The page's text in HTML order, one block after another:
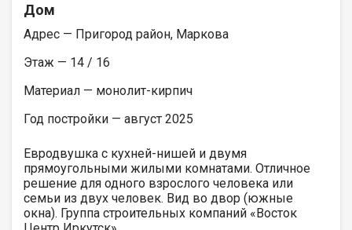
Дом
Адрес — Пригород район, Маркова
Этаж — 14 / 16
Материал — монолит-кирпич
Год постройки — август 2025
Евродвушка с кухней-нишей и двумя
прямоугольными жилыми комнатами. Отличное
решение для одного взрослого человека или
семьи из двух человек. Вид во двор (южные
окна). Группа строительных компаний «Восток